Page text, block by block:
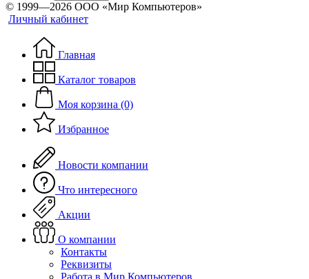
© 1999—2026 ООО «Мир Компьютеров»
Личный кабинет
Главная
Каталог товаров
Моя корзина (0)
Избранное
Новости компании
Что интересного
Акции
О компании
Контакты
Реквизиты
Работа в Мир Компьютеров